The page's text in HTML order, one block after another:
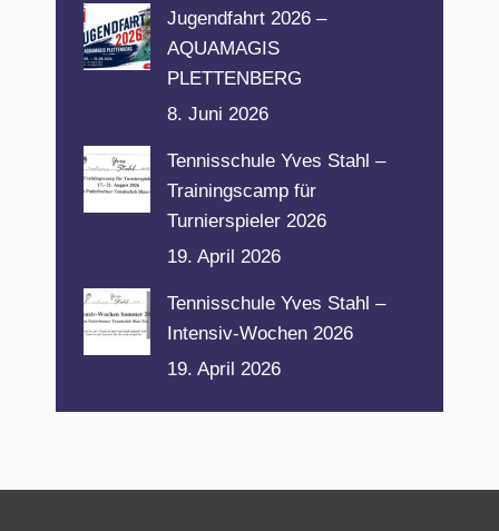
Jugendfahrt 2026 –
AQUAMAGIS
PLETTENBERG
8. Juni 2026
Tennisschule Yves Stahl –
Trainingscamp für
Turnierspieler 2026
19. April 2026
Tennisschule Yves Stahl –
Intensiv-Wochen 2026
19. April 2026